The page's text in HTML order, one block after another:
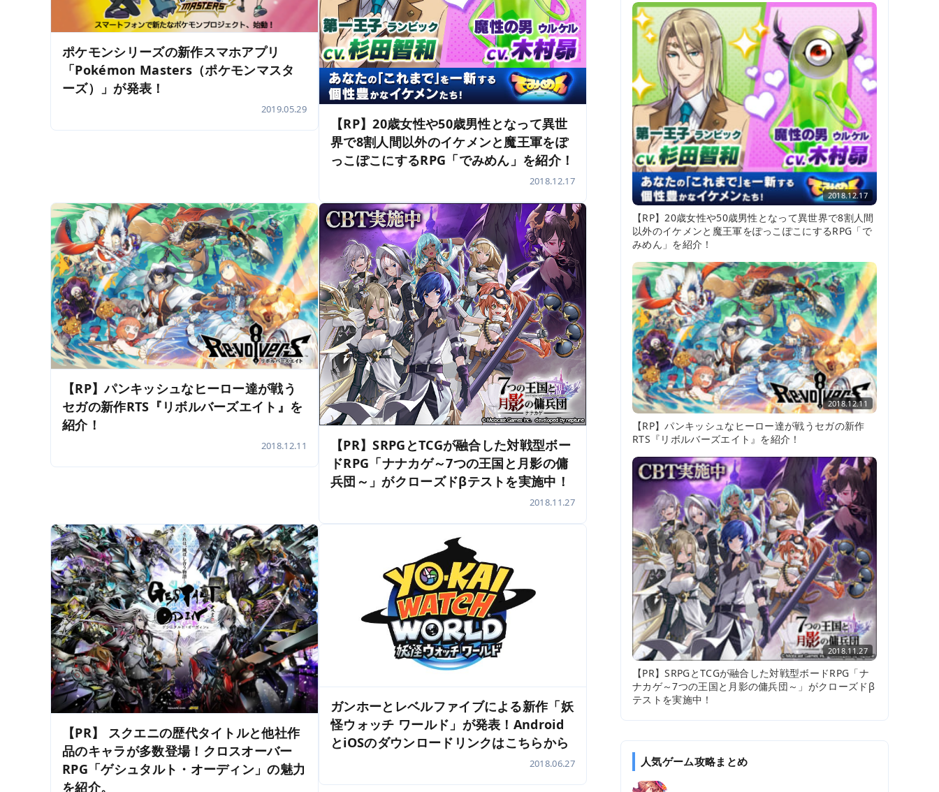
ポケモンシリーズの新作スマホアプリ
「Pokémon Masters（ポケモンマスタ
ーズ）」が発表！
2019.05.29
【RP】20歳女性や50歳男性となって異世
界で8割人間以外のイケメンと魔王軍をぽ
っこぽこにするRPG「でみめん」を紹介！
2018.12.17
【RP】パンキッシュなヒーロー達が戦う
セガの新作RTS『リボルバーズエイト』を
紹介！
2018.12.11
【PR】SRPGとTCGが融合した対戦型ボー
ドRPG「ナナカゲ～7つの王国と月影の傭
兵団～」がクローズドβテストを実施中！
2018.11.27
【PR】 スクエニの歴代タイトルと他社作
品のキャラが多数登場！クロスオーバー
RPG「ゲシュタルト・オーディン」の魅力
を紹介。
ガンホーとレベルファイブによる新作「妖
怪ウォッチ ワールド」が発表！Android
とiOSのダウンロードリンクはこちらから
2018.06.27
2018.12.17
【RP】20歳女性や50歳男性となって異世界で8割人間
以外のイケメンと魔王軍をぽっこぽこにするRPG「で
みめん」を紹介！
2018.12.11
【RP】パンキッシュなヒーロー達が戦うセガの新作
RTS『リボルバーズエイト』を紹介！
2018.11.27
【PR】SRPGとTCGが融合した対戦型ボードRPG「ナ
ナカゲ～7つの王国と月影の傭兵団～」がクローズドβ
テストを実施中！
人気ゲーム攻略まとめ